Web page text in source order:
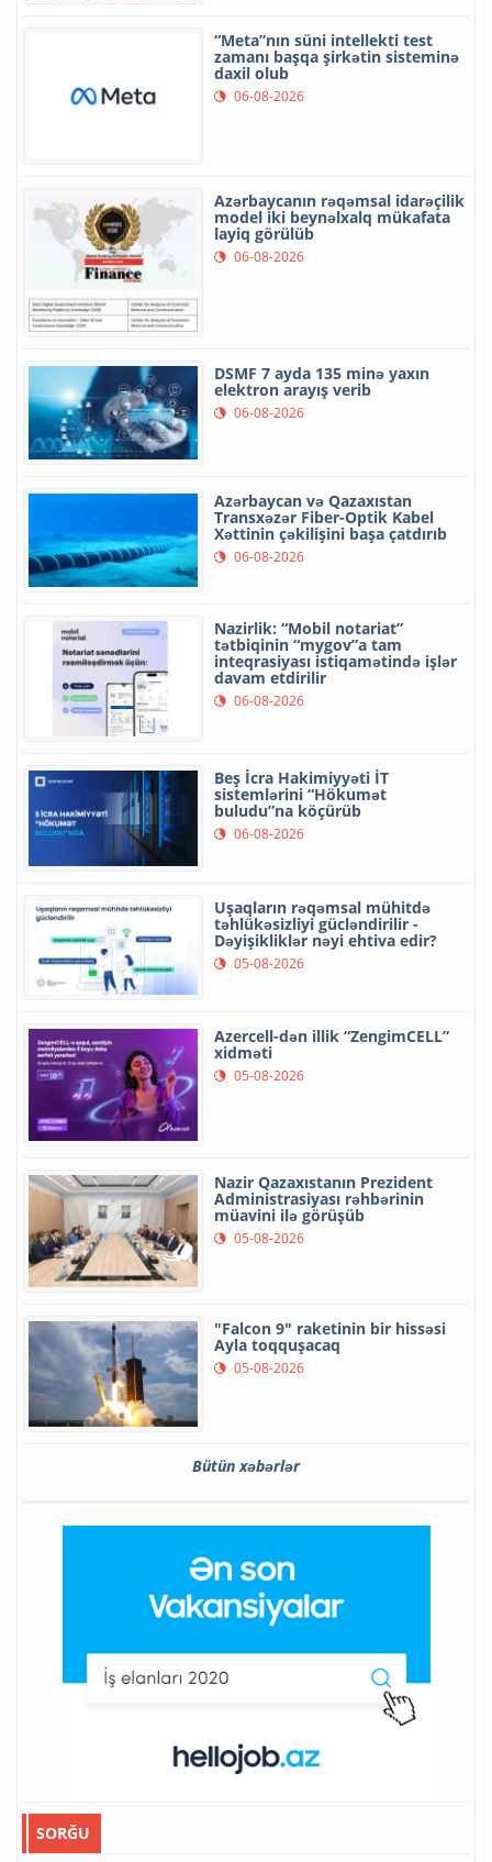
“Meta”nın süni intellekti test
zamanı başqa şirkətin sisteminə
daxil olub
06-08-2026
Azərbaycanın rəqəmsal idarəçilik
model iki beynəlxalq mükafata
layiq görülüb
06-08-2026
DSMF 7 ayda 135 minə yaxın
elektron arayış verib
06-08-2026
Azərbaycan və Qazaxıstan
Transxəzər Fiber-Optik Kabel
Xəttinin çəkilişini başa çatdırıb
06-08-2026
Nazirlik: “Mobil notariat”
tətbiqinin “mygov”a tam
inteqrasiyası istiqamətində işlər
davam etdirilir
06-08-2026
Beş İcra Hakimiyyəti İT
sistemlərini “Hökumət
buludu”na köçürüb
06-08-2026
Uşaqların rəqəmsal mühitdə
təhlükəsizliyi gücləndirilir -
Dəyişikliklər nəyi ehtiva edir?
05-08-2026
Azercell-dən illik “ZengimCELL”
xidməti
05-08-2026
Nazir Qazaxıstanın Prezident
Administrasiyası rəhbərinin
müavini ilə görüşüb
05-08-2026
"Falcon 9" raketinin bir hissəsi
Ayla toqquşacaq
05-08-2026
Bütün xəbərlər
SORĞU